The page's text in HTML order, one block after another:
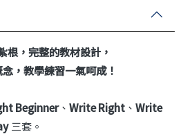
根，完整的教材設計，
，教學練習一氣呵成！
Beginner、 Write Right 、 Write
三套。